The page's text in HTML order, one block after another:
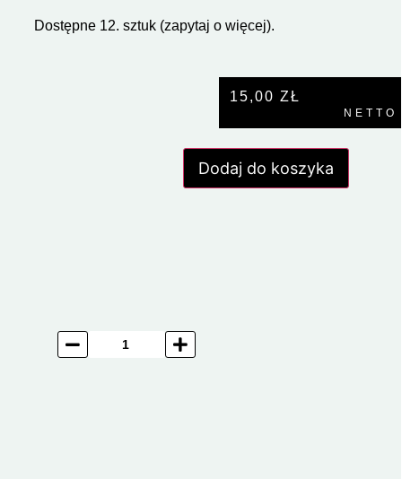
Dostępne 12. sztuk (zapytaj o więcej).
15,00 ZŁ
NETTO
Dodaj do koszyka